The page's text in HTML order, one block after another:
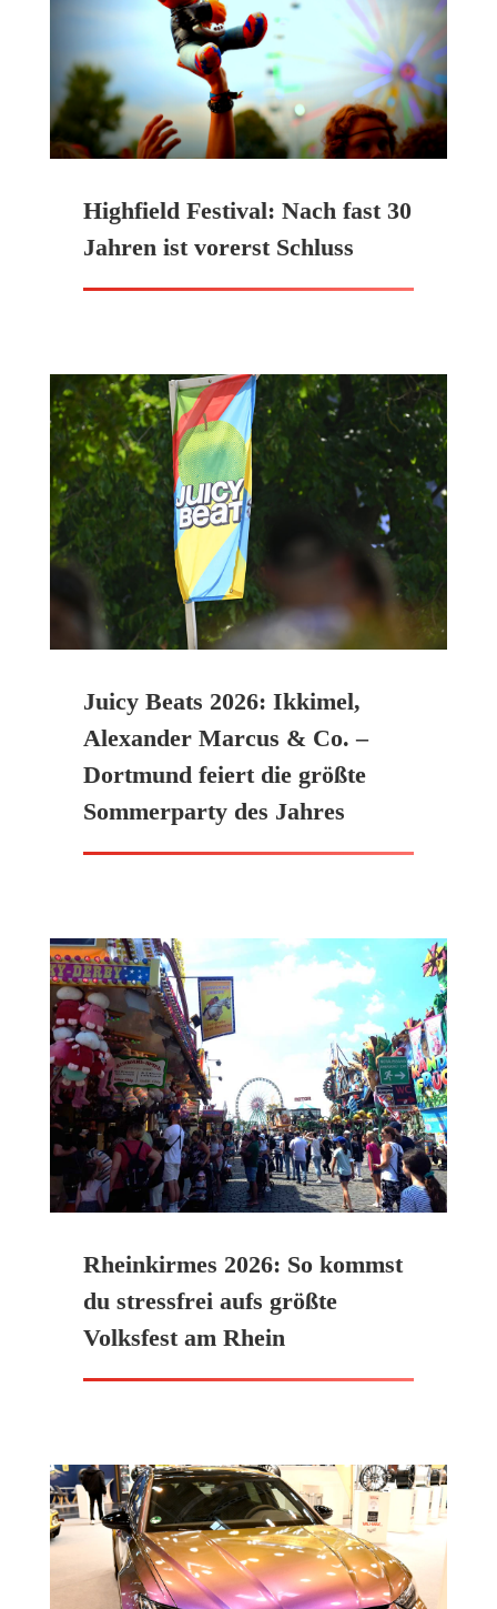
Highfield Festival: Nach fast 30
Jahren ist vorerst Schluss
Juicy Beats 2026: Ikkimel,
Alexander Marcus & Co. –
Dortmund feiert die größte
Sommerparty des Jahres
Rheinkirmes 2026: So kommst
du stressfrei aufs größte
Volksfest am Rhein